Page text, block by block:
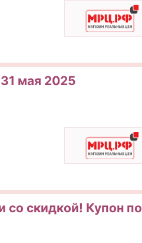
мая 2025
со скидкой! Купон по